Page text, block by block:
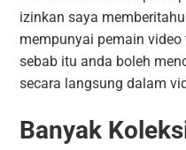
izinkan saya
mempunyai pemain
sebab itu anda boleh
secara langsung dalam
Banyak